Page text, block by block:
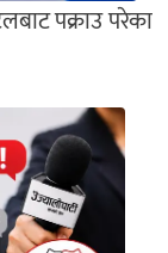
पक्राउ परेका